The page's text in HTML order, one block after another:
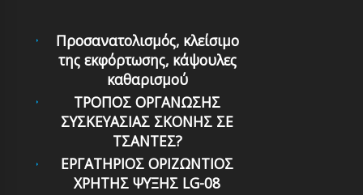
Προσανατολισμός, κλείσιμο
της εκφόρτωσης, κάψουλες
καθαρισμού
ΤΡΟΠΟΣ ΟΡΓΑΝΩΣΗΣ
ΣΥΣΚΕΥΑΣΙΑΣ ΣΚΟΝΗΣ ΣΕ
ΤΣΑΝΤΕΣ?
ΕΡΓΑΤΗΡΙΟΣ ΟΡΙΖΩΝΤΙΟΣ
ΧΡΗΤΗΣ ΨΥΞΗΣ LG-08